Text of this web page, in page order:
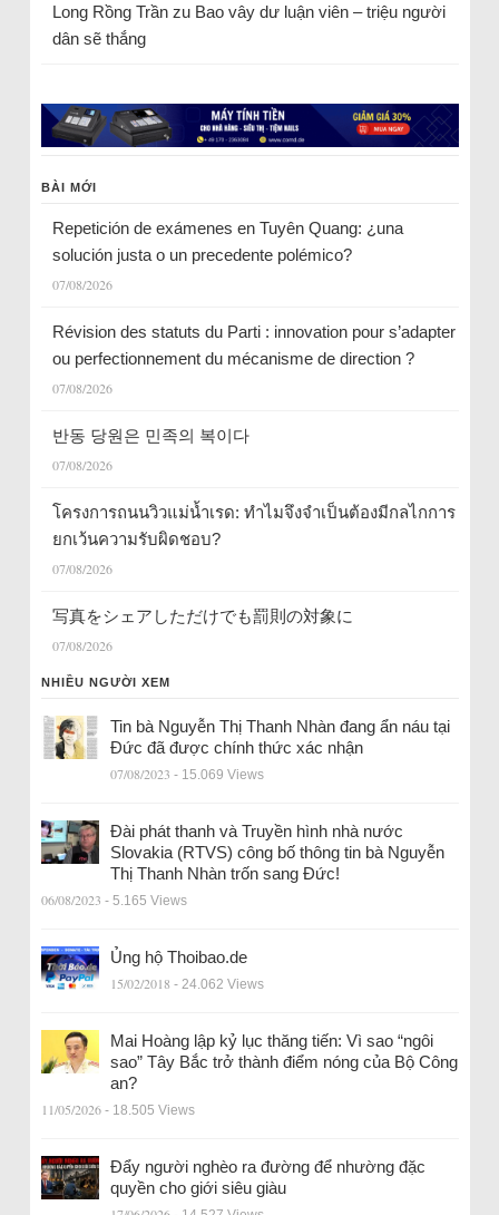
Long Rồng Trầnzu Bao vây dư luận viên – triệu người
dân sẽ thắng
BÀI MỚI
Repetición de exámenes en Tuyên Quang: ¿una
solución justa o un precedente polémico?
07/08/2026
Révision des statuts du Parti : innovation pour s’adapter
ou perfectionnement du mécanisme de direction ?
07/08/2026
반동 당원은 민족의 복이다
07/08/2026
โครงการถนนวิวแม่น้ำเรด: ทำไมจึงจำเป็นต้องมีกลไกการ
ยกเว้นความรับผิดชอบ?
07/08/2026
写真をシェアしただけでも罰則の対象に
07/08/2026
NHIỀU NGƯỜI XEM
Tin bà Nguyễn Thị Thanh Nhàn đang ẩn náu tại
Đức đã được chính thức xác nhận
07/08/2023 - 15.069 Views
Đài phát thanh và Truyền hình nhà nước
Slovakia (RTVS) công bố thông tin bà Nguyễn
Thị Thanh Nhàn trốn sang Đức!
06/08/2023 - 5.165 Views
Ủng hộ Thoibao.de
15/02/2018 - 24.062 Views
Mai Hoàng lập kỷ lục thăng tiến: Vì sao “ngôi
sao” Tây Bắc trở thành điểm nóng của Bộ Công
an?
11/05/2026 - 18.505 Views
Đẩy người nghèo ra đường để nhường đặc
quyền cho giới siêu giàu